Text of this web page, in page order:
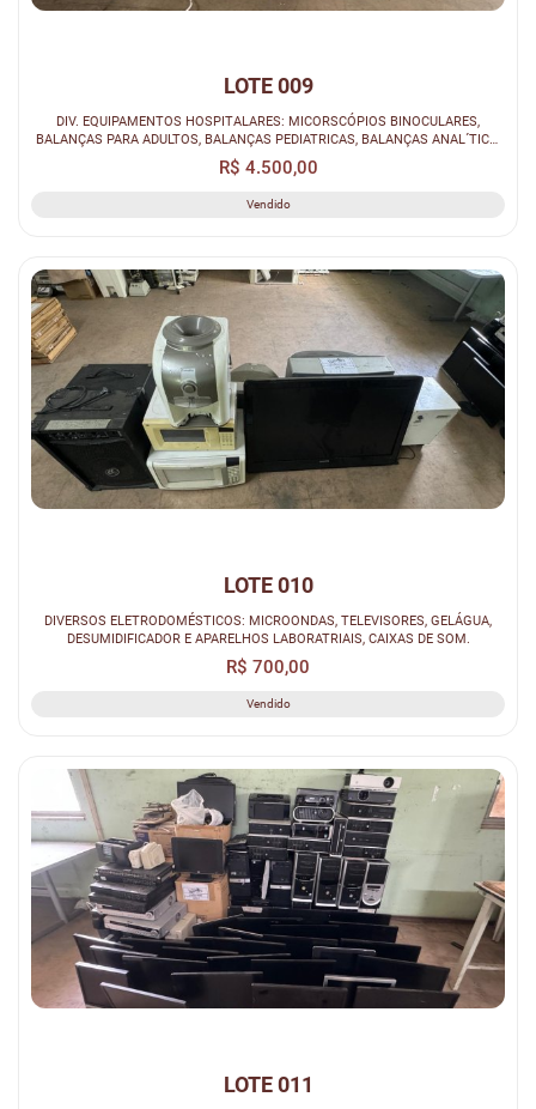
LOTE 009
DIV. EQUIPAMENTOS HOSPITALARES: MICORSCÓPIOS BINOCULARES,
BALANÇAS PARA ADULTOS, BALANÇAS PEDIATRICAS, BALANÇAS ANAL´TICA,
MONITORES EXAMES,...
R$ 4.500,00
Vendido
LOTE 010
DIVERSOS ELETRODOMÉSTICOS: MICROONDAS, TELEVISORES, GELÁGUA,
DESUMIDIFICADOR E APARELHOS LABORATRIAIS, CAIXAS DE SOM.
R$ 700,00
Vendido
LOTE 011